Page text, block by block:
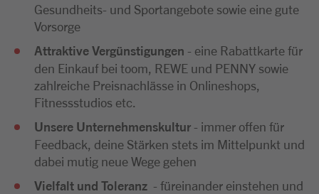
Gesundheits- und Sportangebote sowie eine gute
Vorsorge
Attraktive Vergünstigungen - eine Rabattkarte für
den Einkauf bei toom, REWE und PENNY sowie
zahlreiche Preisnachlässe in Onlineshops,
Fitnessstudios etc.
Unsere Unternehmenskultur - immer offen für
Feedback, deine Stärken stets im Mittelpunkt und
dabei mutig neue Wege gehen
Vielfalt und Toleranz - füreinander einstehen und